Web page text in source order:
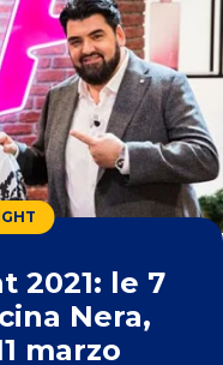
2021: le 7
Nera,
marzo